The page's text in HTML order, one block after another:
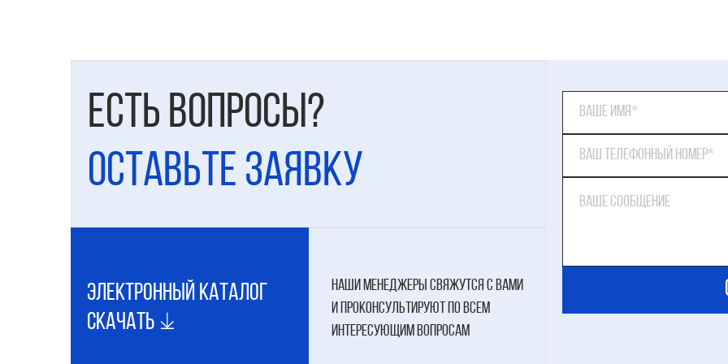
Есть вопросы?
Оставьте заявку
электронный каталог
Скачать
наши менеджеры свяжутся с вами
и проконсультируют по всем
интересующим вопросам